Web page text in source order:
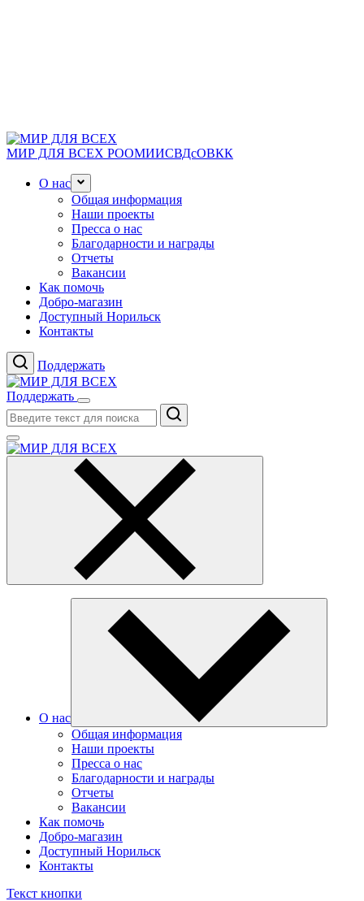
МИР ДЛЯ ВСЕХ РООМИИСВДсОВКК
О нас
Общая информация
Наши проекты
Пресса о нас
Благодарности и награды
Отчеты
Вакансии
Как помочь
Добро-магазин
Доступный Норильск
Контакты
Поддержать
Поддержать
Поиск
О нас
Общая информация
Наши проекты
Пресса о нас
Благодарности и награды
Отчеты
Вакансии
Как помочь
Добро-магазин
Доступный Норильск
Контакты
Текст кнопки